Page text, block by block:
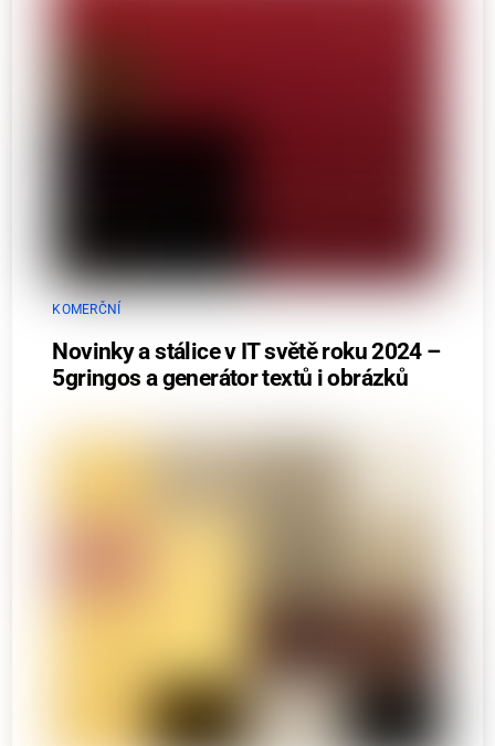
KOMERČNÍ
Novinky a stálice v IT světě roku 2024 –
5gringos a generátor textů i obrázků